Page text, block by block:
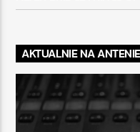
AKTUALNIE NA ANTENIE